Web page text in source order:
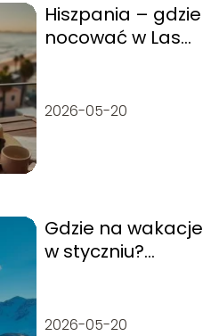
Hiszpania – gdzie
nocować w Las
2026-05-20
Gdzie na wakacje
w styczniu?
2026-05-20